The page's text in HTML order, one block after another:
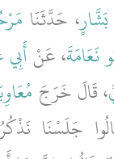
، حَدَّثَنَا
نَعَامَةَ، عَنْ
، قَالَ خَرَجَ
جَلَسْنَا